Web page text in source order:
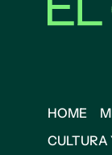
HOME
CULTURA